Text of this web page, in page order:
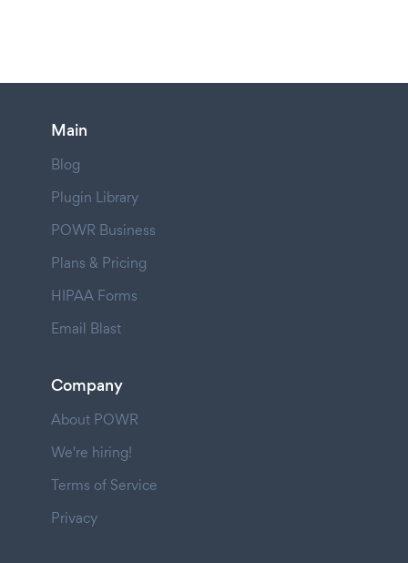
Main
Blog
Plugin Library
POWR Business
Plans & Pricing
HIPAA Forms
Email Blast
Company
About POWR
We're hiring!
Terms of Service
Privacy